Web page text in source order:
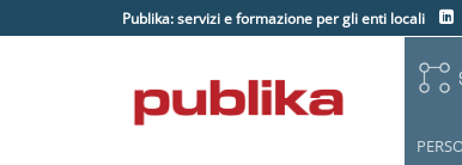
ai
Publika: servizi e formazione per gli enti locali